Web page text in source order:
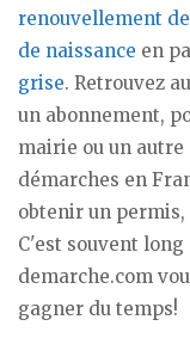
renouvellement
de naissance en
grise. Retrouvez
un abonnement,
mairie ou un
démarches en
obtenir un permis,
C'est souvent
demarche.com
gagner du temps!